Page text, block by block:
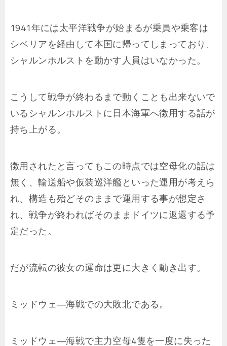
1941年には太平洋戦争が始まるが乗員や乗客は
シベリアを経由して本国に帰ってしまっており、
シャルンホルストを動かす人員はいなかった。
こうして戦争が終わるまで動くことも出来ないで
いるシャルンホルストに日本海軍へ徴用する話が
持ち上がる。
徴用されたと言ってもこの時点では空母化の話は
無く、輸送船や仮装巡洋艦といった運用が考えら
れ、構造も殆どそのままで運用する事が想定さ
れ、戦争が終わればそのままドイツに返還する予
定だった。
だが流転の彼女の運命は更に大きく動き出す。
ミッドウェ―海戦での大敗北である。
ミッドウェ―海戦で主力空母4隻を一度に失った